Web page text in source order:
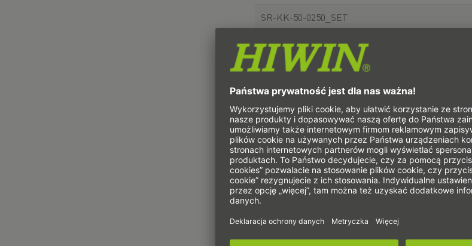
SR-KK-50-0250_SET
SR-KK-50-0300_SET
SR-KK-60-0150_SET
SR-KK-60-0200_SET
SR-KK-60-0300_SET
SR-KK-60-0400_SET
SR-KK-60-0500_SET
SR-KK-86-0340_SET